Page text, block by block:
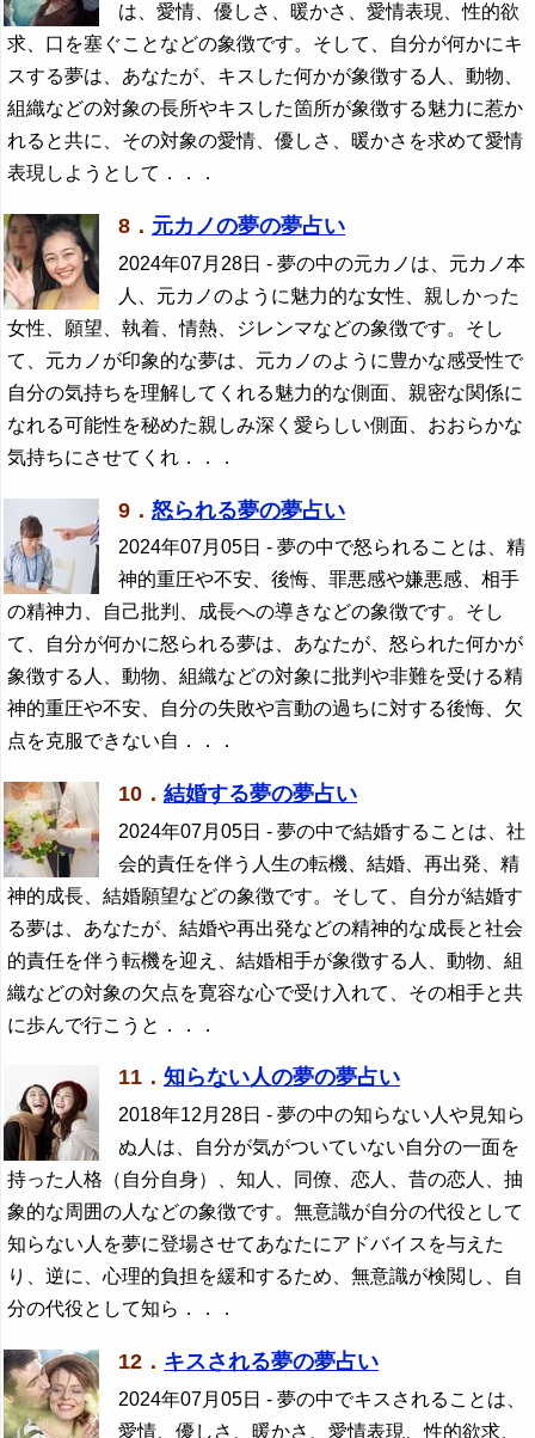
は、愛情、優しさ、暖かさ、愛情表現、性的欲
求、口を塞ぐことなどの象徴です。そして、自分が何かにキ
スする夢は、あなたが、キスした何かが象徴する人、動物、
組織などの対象の長所やキスした箇所が象徴する魅力に惹か
れると共に、その対象の愛情、優しさ、暖かさを求めて愛情
表現しようとして．．．
8． 元カノの夢の夢占い
2024年07月28日 - 夢の中の元カノは、元カノ本
人、元カノのように魅力的な女性、親しかった
女性、願望、執着、情熱、ジレンマなどの象徴です。そし
て、元カノが印象的な夢は、元カノのように豊かな感受性で
自分の気持ちを理解してくれる魅力的な側面、親密な関係に
なれる可能性を秘めた親しみ深く愛らしい側面、おおらかな
気持ちにさせてくれ．．．
9． 怒られる夢の夢占い
2024年07月05日 - 夢の中で怒られることは、精
神的重圧や不安、後悔、罪悪感や嫌悪感、相手
の精神力、自己批判、成長への導きなどの象徴です。そし
て、自分が何かに怒られる夢は、あなたが、怒られた何かが
象徴する人、動物、組織などの対象に批判や非難を受ける精
神的重圧や不安、自分の失敗や言動の過ちに対する後悔、欠
点を克服できない自．．．
10． 結婚する夢の夢占い
2024年07月05日 - 夢の中で結婚することは、社
会的責任を伴う人生の転機、結婚、再出発、精
神的成長、結婚願望などの象徴です。そして、自分が結婚す
る夢は、あなたが、結婚や再出発などの精神的な成長と社会
的責任を伴う転機を迎え、結婚相手が象徴する人、動物、組
織などの対象の欠点を寛容な心で受け入れて、その相手と共
に歩んで行こうと．．．
11． 知らない人の夢の夢占い
2018年12月28日 - 夢の中の知らない人や見知ら
ぬ人は、自分が気がついていない自分の一面を
持った人格（自分自身）、知人、同僚、恋人、昔の恋人、抽
象的な周囲の人などの象徴です。無意識が自分の代役として
知らない人を夢に登場させてあなたにアドバイスを与えた
り、逆に、心理的負担を緩和するため、無意識が検閲し、自
分の代役として知ら．．．
12． キスされる夢の夢占い
2024年07月05日 - 夢の中でキスされることは、
愛情、優しさ、暖かさ、愛情表現、性的欲求、